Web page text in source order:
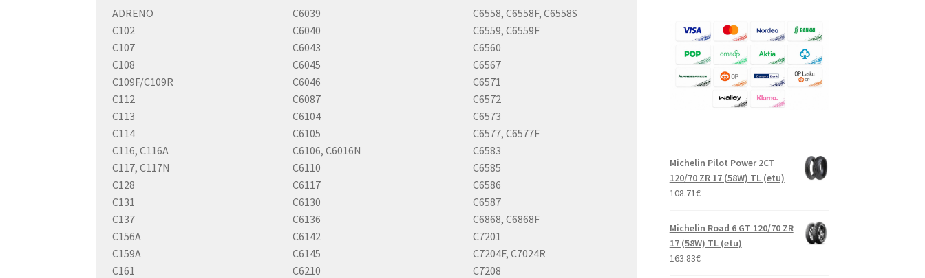
ADRENO
C102
C107
C108
C109F/C109R
C112
C113
C114
C116, C116A
C117, C117N
C128
C131
C137
C156A
C159A
C161
C6039
C6040
C6043
C6045
C6046
C6087
C6104
C6105
C6106, C6016N
C6110
C6117
C6130
C6136
C6142
C6145
C6210
C6558, C6558F, C6558S
C6559, C6559F
C6560
C6567
C6571
C6572
C6573
C6577, C6577F
C6583
C6585
C6586
C6587
C6868, C6868F
C7201
C7204F, C7024R
C7208
Michelin Pilot Power 2CT
120/70 ZR 17 (58W) TL (etu)
108.71€
Michelin Road 6 GT 120/70 ZR
17 (58W) TL (etu)
163.83€